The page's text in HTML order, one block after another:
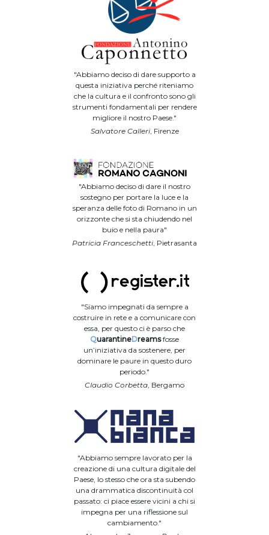
"Abbiamo deciso di dare supporto a
questa iniziativa perché riteniamo
che la cultura e il confronto sono gli
strumenti fondamentali per rendere
migliore il nostro Paese."
Salvatore Calleri, Firenze
"Abbiamo deciso di dare il nostro
sostegno per portare la luce e la
speranza delle foto di Romano in un
orizzonte che si sta chiudendo nel
buio e nella paura"
Patricia Franceschetti , Pietrasanta
"Siamo impegnati da sempre a
costruire in rete e a comunicare con
essa, per questo ci è parso che
QuarantineDreamsfosse
un’iniziativa da sostenere, per
dominare le paure in questo duro
periodo."
Claudio Corbetta , Bergamo
"Abbiamo sempre lavorato per la
creazione di una cultura digitale del
Paese, lo stesso che ora sta subendo
una drammatica discontinuità col
passato: ci piace essere vicini a chi si
impegna per una riflessione sul
cambiamento."